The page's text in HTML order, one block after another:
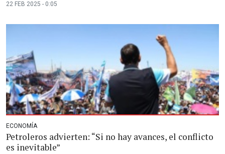
22 FEB 2025 - 0:05
ECONOMÍA
Petroleros advierten: “Si no hay avances, el conflicto
es inevitable”